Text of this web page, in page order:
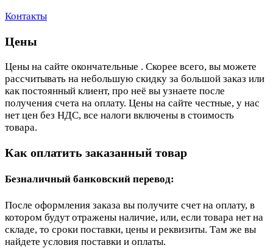
Контакты
Цены
Цены на сайте окончательные . Скорее всего, вы можете
рассчитывать на небольшую скидку за большой заказ или
как постоянный клиент, про неё вы узнаете после
получения счета на оплату. Цены на сайте честные, у нас
нет цен без НДС, все налоги включены в стоимость
товара.
Как оплатить заказанный товар
Безналичный банковский перевод:
После оформления заказа вы получите счет на оплату, в
котором будут отражены наличие, или, если товара нет на
складе, то сроки поставки, цены и реквизиты. Там же вы
найдете условия поставки и оплаты.